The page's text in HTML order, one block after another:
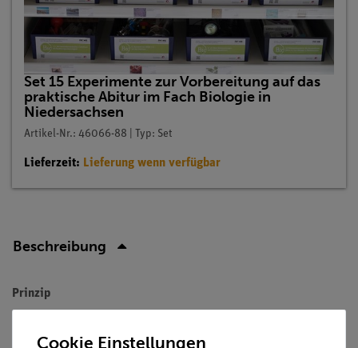
Set 15 Experimente zur Vorbereitung auf das
praktische Abitur im Fach Biologie in
Niedersachsen
Artikel-Nr.: 46066-88 | Typ: Set
Lieferzeit: Lieferung wenn verfügbar
Beschreibung
Prinzip
Abiturprüfung mit landesweit einheitlichen Aufgabenstellungen
Cookie Einstellungen